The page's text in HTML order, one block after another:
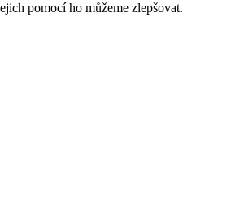
pomocí ho můžeme zlepšovat.